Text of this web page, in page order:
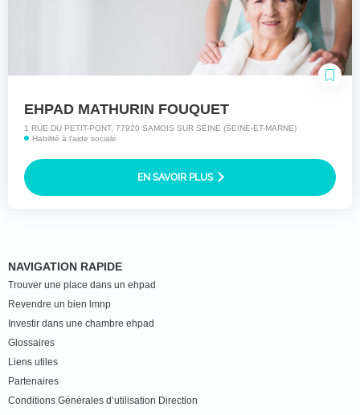
EHPAD MATHURIN FOUQUET
1 RUE DU PETIT-PONT, 77920 SAMOIS SUR SEINE (SEINE-ET-MARNE)
Habilité à l'aide sociale
EN SAVOIR PLUS
NAVIGATION RAPIDE
Trouver une place dans un ehpad
Revendre un bien lmnp
Investir dans une chambre ehpad
Glossaires
Liens utiles
Partenaires
Conditions Générales d’utilisation Direction